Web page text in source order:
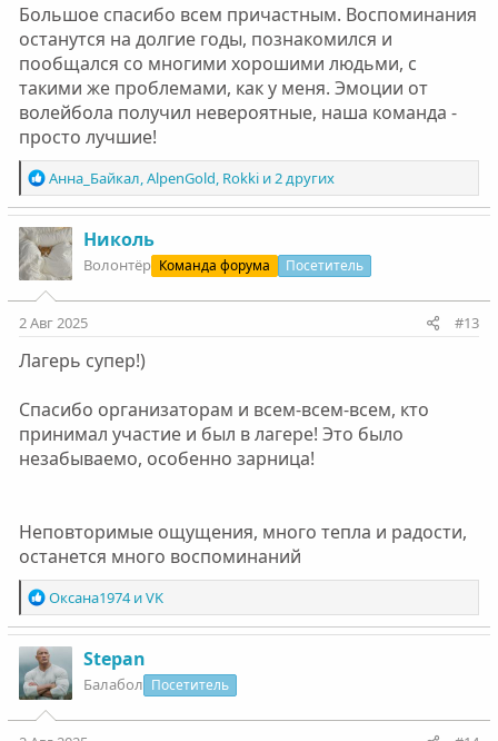
Большое спасибо всем причастным. Воспоминания
останутся на долгие годы, познакомился и
пообщался со многими хорошими людьми, с
такими же проблемами, как у меня. Эмоции от
волейбола получил невероятные, наша команда -
просто лучшие!
Р
е
а
к
ц
и
и
:
Анна_Байкал,AlpenGold, Rokkiи 2 других
Николь
Волонтëр Команда форума Посетитель
2 Авг 2025 #13
Лагерь супер!)
Спасибо организаторам и всем-всем-всем, кто
принимал участие и был в лагере! Это было
незабываемо, особенно зарница!
Неповторимые ощущения, много тепла и радости,
останется много воспоминаний
Р
е
а
к
ц
и
и
:
Оксана1974иVK
Stepan
Балабол Посетитель